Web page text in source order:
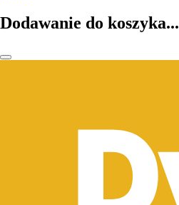
Dodawanie do koszyka...